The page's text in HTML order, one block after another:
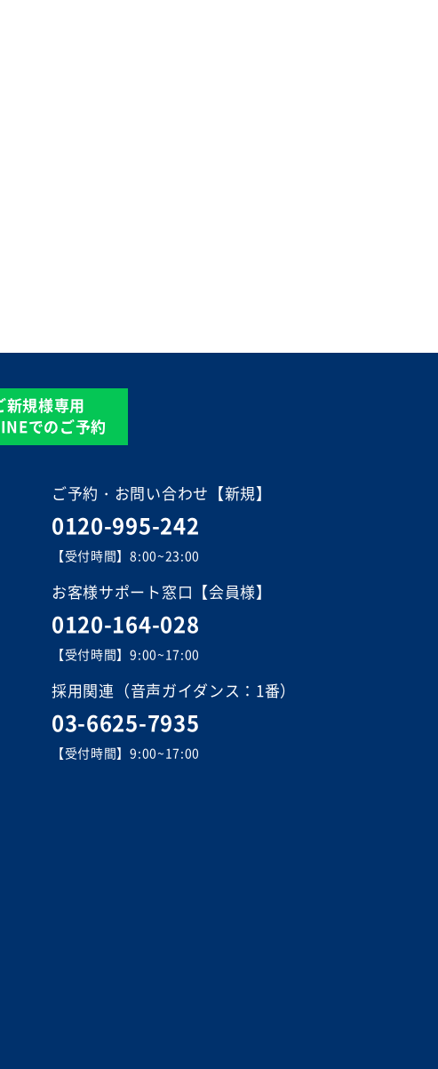
新規様専用
でのご予約
ご予約・お問い合わせ【新規】
0120-995-242
【受付時間】8:00~23:00
お客様サポート窓口【会員様】
0120-164-028
【受付時間】9:00~17:00
採用関連 （音声ガイダンス：1番）
03-6625-7935
【受付時間】9:00~17:00